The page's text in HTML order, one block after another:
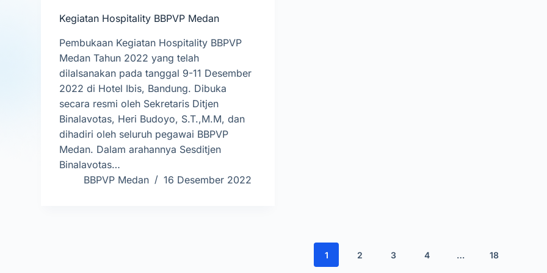
Kegiatan Hospitality BBPVP Medan
Pembukaan Kegiatan Hospitality BBPVP
Medan Tahun 2022 yang telah
dilalsanakan pada tanggal 9-11 Desember
2022 di Hotel Ibis, Bandung. Dibuka
secara resmi oleh Sekretaris Ditjen
Binalavotas, Heri Budoyo, S.T.,M.M, dan
dihadiri oleh seluruh pegawai BBPVP
Medan. Dalam arahannya Sesditjen
Binalavotas…
BBPVP Medan
16 Desember 2022
1 2 3 4 … 18